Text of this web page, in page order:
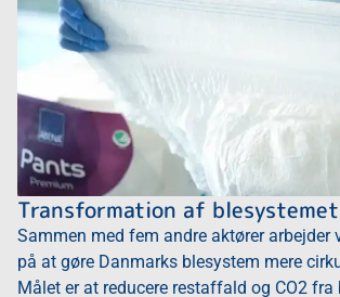
Transformation af blesystemet
Sammen med fem andre aktører arbejder
på at gøre Danmarks blesystem mere
Målet er at reducere restaffald og CO2